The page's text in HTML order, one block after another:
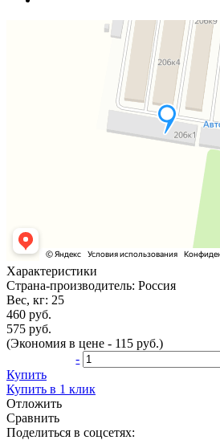
Характеристики
Страна-производитель: Россия
Вес, кг: 25
460 руб.
575 руб.
(Экономия в цене - 115 руб.)
-
Купить
Купить в 1 клик
Отложить
Сравнить
Поделиться в соцсетях: